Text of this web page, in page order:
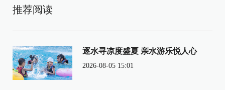
推荐阅读
逐水寻凉度盛夏 亲水游乐悦人心
2026-08-05 15:01